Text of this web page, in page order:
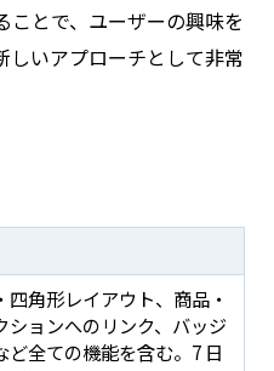
ことで、ユーザーの興味を
しいアプローチとして非常
四角形レイアウト、商品・
ションへのリンク、バッジ
ど全ての機能を含む。7 日